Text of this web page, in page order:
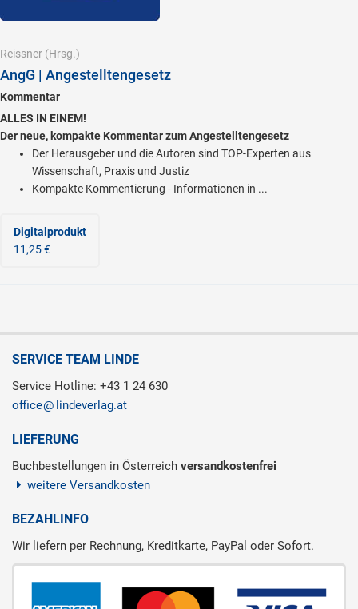
Reissner (Hrsg.)
AngG | Angestelltengesetz
Kommentar
ALLES IN EINEM!
Der neue, kompakte Kommentar zum Angestelltengesetz
Der Herausgeber und die Autoren sind TOP-Experten aus
Wissenschaft, Praxis und Justiz
Kompakte Kommentierung - Informationen in ...
Digitalprodukt
11,25 €
SERVICE TEAM LINDE
Service Hotline: +43 1 24 630
office
lindeverlag.at
LIEFERUNG
Buchbestellungen in Österreich versandkostenfrei
weitere Versandkosten
BEZAHLINFO
Wir liefern per Rechnung, Kreditkarte, PayPal oder Sofort.